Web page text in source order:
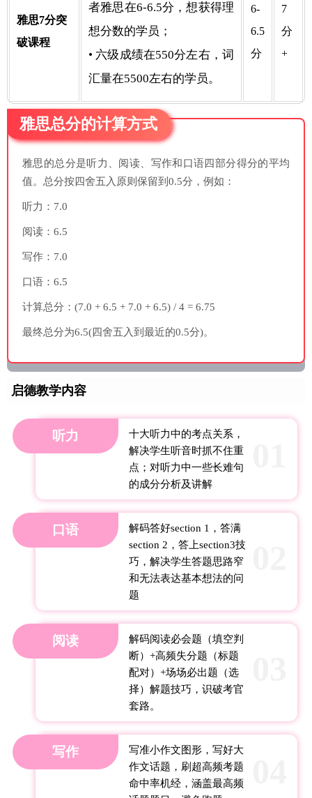
雅思7分突
破课程
者雅思在6-6.5分，想获得理
想分数的学员；
• 六级成绩在550分左右，词
汇量在5500左右的学员。
6-
6.5
分
7
分
+
雅思总分的计算方式
雅思的总分是听力、阅读、写作和口语四部分得分的平均
值。总分按四舍五入原则保留到0.5分，例如：
听力：7.0
阅读：6.5
写作：7.0
口语：6.5
计算总分：(7.0 + 6.5 + 7.0 + 6.5) / 4 = 6.75
最终总分为6.5(四舍五入到最近的0.5分)。
启德教学内容
听力
十大听力中的考点关系，
解决学生听音时抓不住重
点；对听力中一些长难句
的成分分析及讲解
口语
解码答好section 1，答满
section 2，答上section3技
巧，解决学生答题思路窄
和无法表达基本想法的问
题
阅读
解码阅读必会题（填空判
断）+高频失分题（标题
配对）+场场必出题（选
择）解题技巧，识破考官
套路。
写作
写准小作文图形，写好大
作文话题，刷超高频考题
命中率机经，涵盖最高频